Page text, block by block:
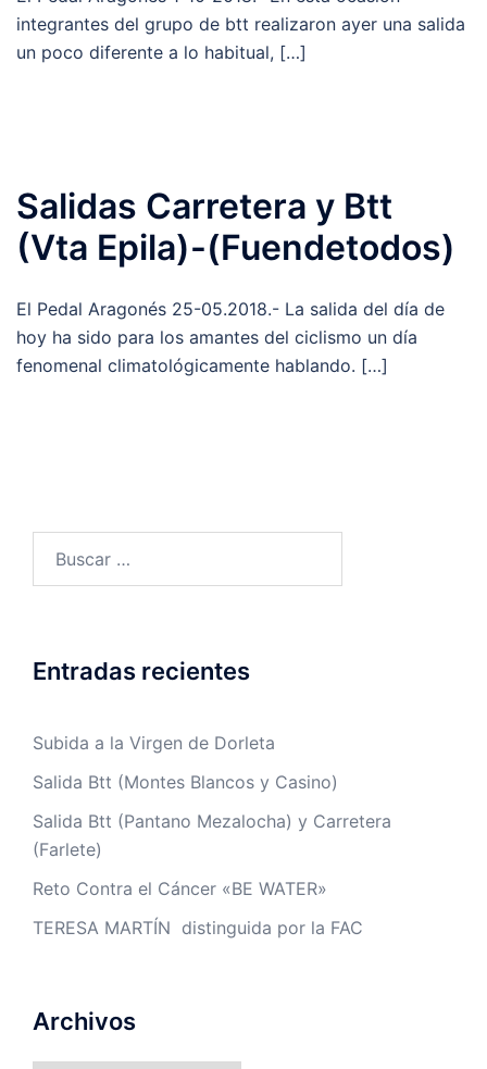
integrantes del grupo de btt realizaron ayer una salida
un poco diferente a lo habitual, […]
Salidas Carretera y Btt
(Vta Epila)-(Fuendetodos)
El Pedal Aragonés 25-05.2018.- La salida del día de
hoy ha sido para los amantes del ciclismo un día
fenomenal climatológicamente hablando. […]
Entradas recientes
Subida a la Virgen de Dorleta
Salida Btt (Montes Blancos y Casino)
Salida Btt (Pantano Mezalocha) y Carretera
(Farlete)
Reto Contra el Cáncer «BE WATER»
TERESA MARTÍN distinguida por la FAC
Archivos